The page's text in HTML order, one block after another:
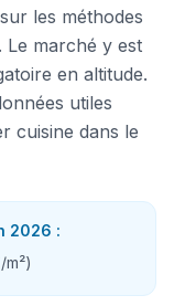
les méthodes
Le marché y est
en altitude.
utiles
cuisine dans le
2026 :
/m²)